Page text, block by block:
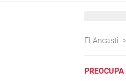
El Ancasti >